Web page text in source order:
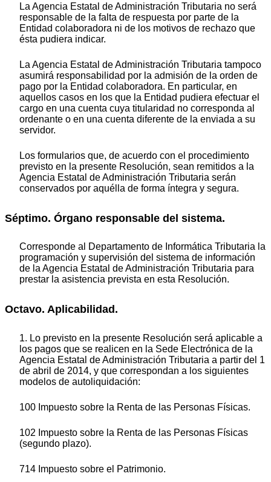
La Agencia Estatal de Administración Tributaria no será
responsable de la falta de respuesta por parte de la
Entidad colaboradora ni de los motivos de rechazo que
ésta pudiera indicar.
La Agencia Estatal de Administración Tributaria tampoco
asumirá responsabilidad por la admisión de la orden de
pago por la Entidad colaboradora. En particular, en
aquellos casos en los que la Entidad pudiera efectuar el
cargo en una cuenta cuya titularidad no corresponda al
ordenante o en una cuenta diferente de la enviada a su
servidor.
Los formularios que, de acuerdo con el procedimiento
previsto en la presente Resolución, sean remitidos a la
Agencia Estatal de Administración Tributaria serán
conservados por aquélla de forma íntegra y segura.
Séptimo. Órgano responsable del sistema.
Corresponde al Departamento de Informática Tributaria la
programación y supervisión del sistema de información
de la Agencia Estatal de Administración Tributaria para
prestar la asistencia prevista en esta Resolución.
Octavo. Aplicabilidad.
1. Lo previsto en la presente Resolución será aplicable a
los pagos que se realicen en la Sede Electrónica de la
Agencia Estatal de Administración Tributaria a partir del 1
de abril de 2014, y que correspondan a los siguientes
modelos de autoliquidación:
100 Impuesto sobre la Renta de las Personas Físicas.
102 Impuesto sobre la Renta de las Personas Físicas
(segundo plazo).
714 Impuesto sobre el Patrimonio.